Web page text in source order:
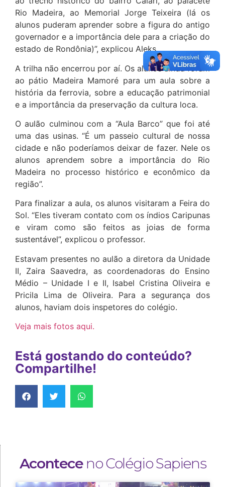
Rio Madeira, ao Memorial Jorge Teixeira (lá os
alunos puderam aprender sobre a figura do antigo
governador e a importância dele para a criação do
estado de Rondônia)”, explicou Aleks.
A trilha não encerrou por aí. Os alunos ainda foram
ao pátio Madeira Mamoré para um aula sobre a
história da ferrovia, sobre a educação patrimonial
e a importância da preservação da cultura loca.
O aulão culminou com a “Aula Barco” que foi até
uma das usinas. “É um passeio cultural de nossa
cidade e não poderíamos deixar de fazer. Nele os
alunos aprendem sobre a importância do Rio
Madeira no processo histórico e econômico da
região”.
Para finalizar a aula, os alunos visitaram a Feira do
Sol. “Eles tiveram contato com os índios Caripunas
e viram como são feitos as joias de forma
sustentável”, explicou o professor.
Estavam presentes no aulão a diretora da Unidade
II, Zaira Saavedra, as coordenadoras do Ensino
Médio – Unidade I e II, Isabel Cristina Oliveira e
Pricila Lima de Oliveira. Para a segurança dos
alunos, haviam dois inspetores do colégio.
Veja mais fotos aqui.
Está gostando do conteúdo?
Compartilhe!
Aconteceno Colégio Sapiens